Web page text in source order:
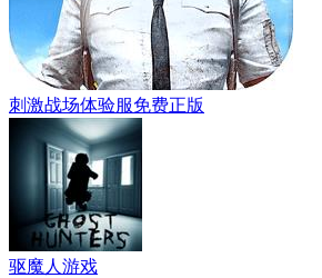
刺激战场体验服免费正版
驱魔人游戏